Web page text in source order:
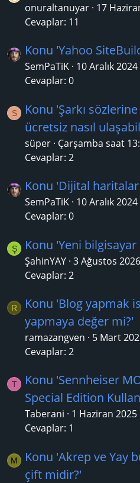
onuraltanuyar 17
Cevaplar: 11
Konu 'Yahoo
SemPaTiK 10 Aralık 2024
Cevaplar: 0
S
Konu 'Şarkı
ücretsiz nasıl
süper Çarşamba saat
Cevaplar: 2
Konu 'Dijital
SemPaTiK 10 Aralık 2024
Cevaplar: 0
Ş Konu 'Yeni bilgisayar
ŞahinYAY 3 Ağustos 2026
Cevaplar: 2
R
Konu 'Blog yapmak
yapmaya değer mi?'
ramazangven
5 Mart
Cevaplar: 2
T
Konu 'Sennheiser
Special Edition
Taberani
1 Haziran 2025
Cevaplar: 1
M
Konu 'Akrep ve Yay
çift midir?'